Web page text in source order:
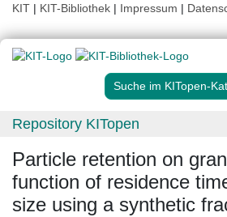
KIT | KIT-Bibliothek | Impressum |
Suche im KITopen-
Repository KITopen
Particle retention on
function of residence
size using a synthetic